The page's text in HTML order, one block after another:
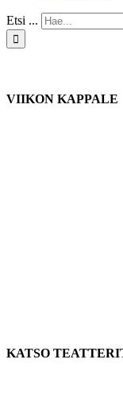
Etsi ...
VIIKON KAPPALE
KATSO